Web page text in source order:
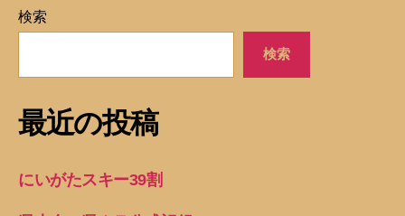
検索
検索
最近の投稿
にいがたスキー39割